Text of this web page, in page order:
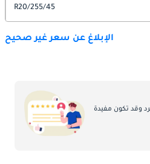
255/45/R20
الإبلاغ عن سعر غير صحيح
وقد تكون مفيدة